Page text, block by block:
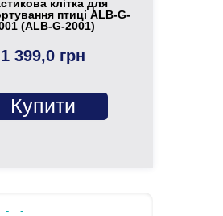
клітка для
птиці ALB-G-
(ALB-G-2001)
1 399,0 грн
Купити